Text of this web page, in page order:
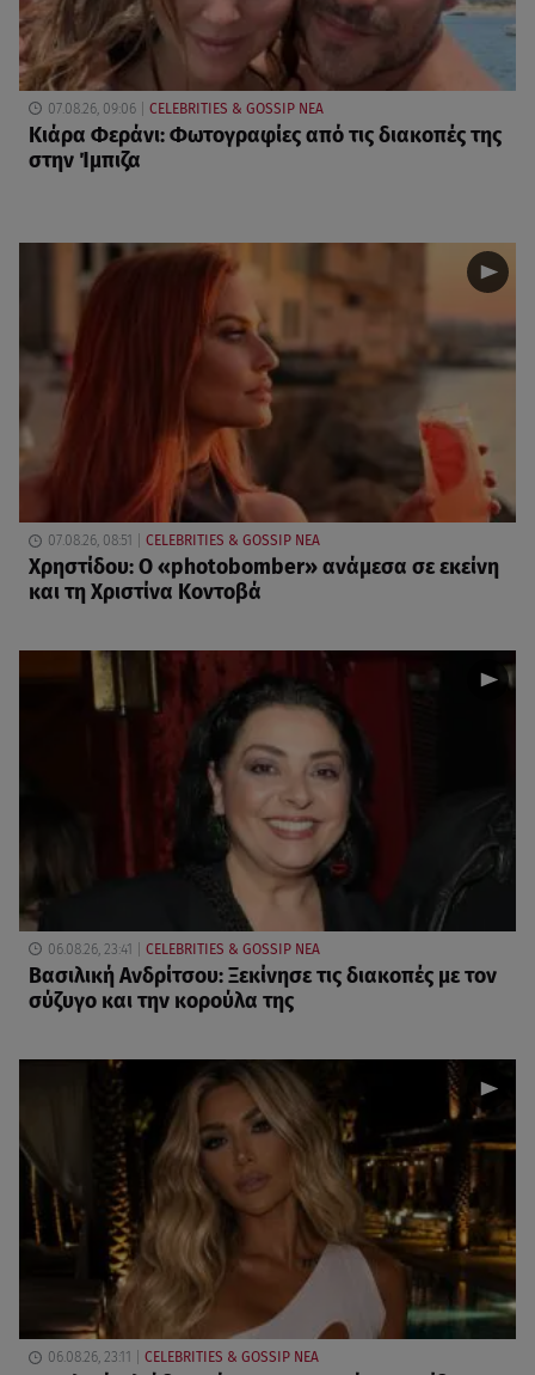
07.08.26, 09:06 CELEBRITIES & GOSSIP ΝΕΑ
Κιάρα Φεράνι: Φωτογραφίες από τις διακοπές της
στην Ίμπιζα
07.08.26, 08:51 CELEBRITIES & GOSSIP ΝΕΑ
Χρηστίδου: Ο «photobomber» ανάμεσα σε εκείνη
και τη Χριστίνα Κοντοβά
06.08.26, 23:41 CELEBRITIES & GOSSIP ΝΕΑ
Βασιλική Ανδρίτσου: Ξεκίνησε τις διακοπές με τον
σύζυγο και την κορούλα της
06.08.26, 23:11 CELEBRITIES & GOSSIP ΝΕΑ